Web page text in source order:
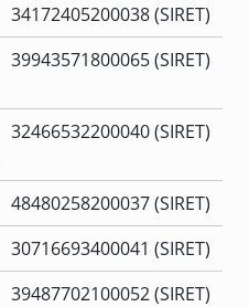
34172405200038 (SIRET)
39943571800065 (SIRET)
32466532200040 (SIRET)
48480258200037 (SIRET)
30716693400041 (SIRET)
39487702100052 (SIRET)